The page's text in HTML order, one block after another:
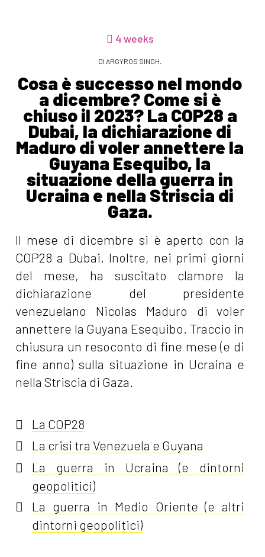
4 weeks
DI ARGYROS SINGH.
Cosa è successo nel mondo
a dicembre? Come si è
chiuso il 2023? La COP28 a
Dubai, la dichiarazione di
Maduro di voler annettere la
Guyana Esequibo, la
situazione della guerra in
Ucraina e nella Striscia di
Gaza.
Il mese di dicembre si è aperto con la
COP28 a Dubai. Inoltre, nei primi giorni
del mese, ha suscitato clamore la
dichiarazione del presidente
venezuelano Nicolas Maduro di voler
annettere la Guyana Esequibo. Traccio in
chiusura un resoconto di fine mese (e di
fine anno) sulla situazione in Ucraina e
nella Striscia di Gaza.
La COP28
La crisi tra Venezuela e Guyana
La guerra in Ucraina (e dintorni
geopolitici)
La guerra in Medio Oriente (e altri
dintorni geopolitici)